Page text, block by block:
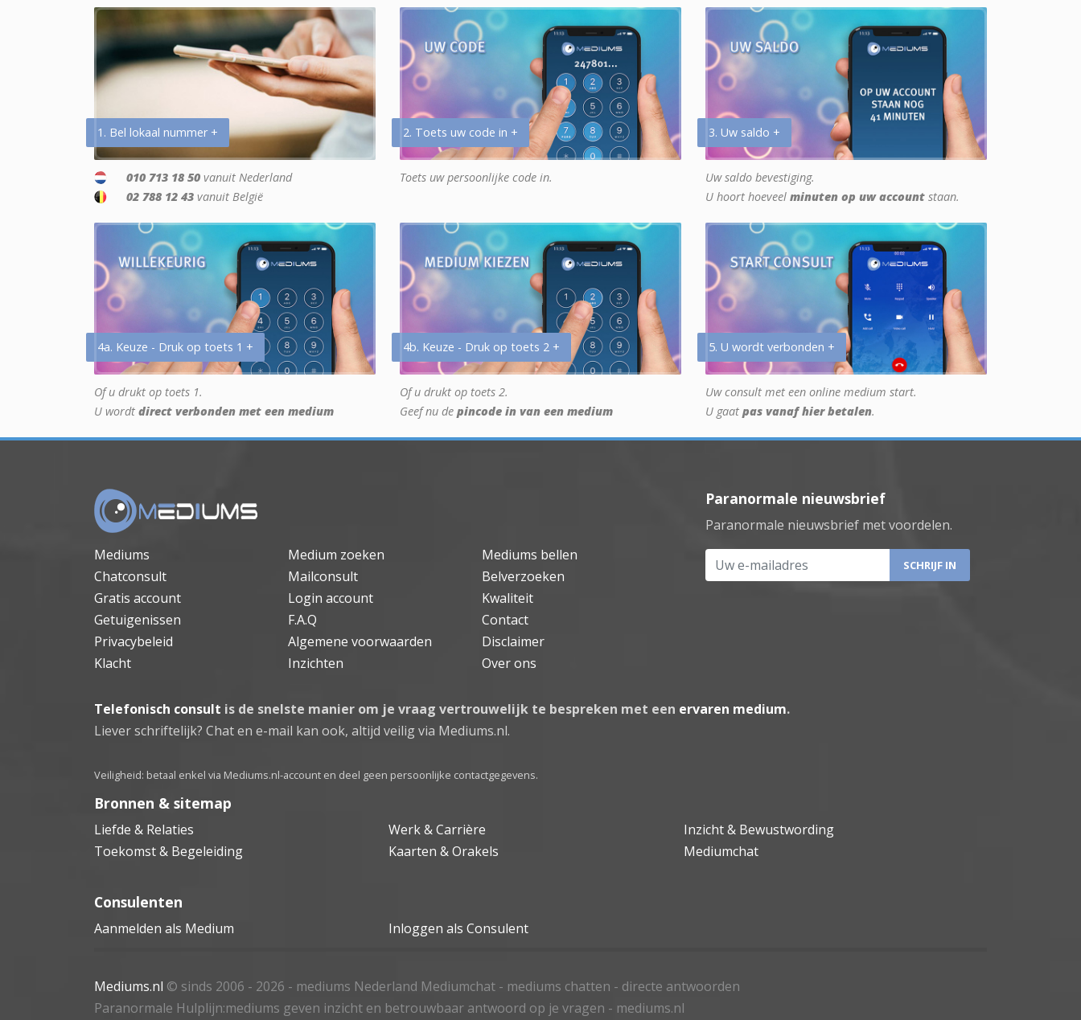
1. Bel lokaal nummer +
010 713 18 50 vanuit Nederland
02 788 12 43 vanuit België
2. Toets uw code in +
Toets uw persoonlijke code in.
3. Uw saldo +
Uw saldo bevestiging.
U hoort hoeveel minuten op uw account staan.
4a. Keuze - Druk op toets 1 +
Of u drukt op toets 1.
U wordt direct verbonden met een medium
4b. Keuze - Druk op toets 2 +
Of u drukt op toets 2.
Geef nu de pincode in van een medium
5. U wordt verbonden +
Uw consult met een online medium start.
U gaat pas vanaf hier betalen.
Mediums Medium zoeken
Mediums bellen
Chatconsult
Mailconsult
Belverzoeken
Gratis account
Login account
Kwaliteit
Getuigenissen
F.A.Q
Contact
Privacybeleid
Algemene voorwaarden
Disclaimer
Klacht
Inzichten Over ons
Paranormale nieuwsbrief
Paranormale nieuwsbrief met voordelen.
Uw e-mailadres
Telefonisch consult is de snelste manier om je vraag vertrouwelijk te bespreken met een ervaren medium.
Liever schriftelijk? Chat en e-mail kan ook, altijd veilig via Mediums.nl.
Veiligheid: betaal enkel via Mediums.nl-account en deel geen persoonlijke contactgegevens.
Bronnen & sitemap
Liefde & Relaties Werk & Carrière
Inzicht & Bewustwording
Toekomst & Begeleiding
Kaarten & Orakels Mediumchat
Consulenten
Aanmelden als Medium Inloggen als Consulent
Mediums.nl © sinds 2006 - 2026 - mediums Nederland Mediumchat - mediums chatten - directe antwoorden
Paranormale Hulplijn:mediums geven inzicht en betrouwbaar antwoord op je vragen - mediums.nl